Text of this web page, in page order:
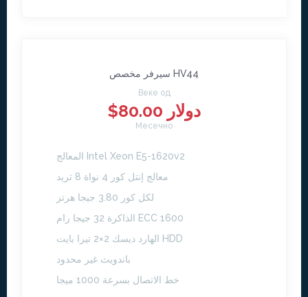
سيرفر مخصص HV44
Веќе од
$80.00 دولار
Месечно
المعالج Intel Xeon E5-1620v2
معالج إنتل كور 4 نواة 8 ثريد
لكل كور 3.80 جيجا هرتز
الذاكرة 32 جيجا رام ECC 1600
الهارد ديسك 2×2 تيرا بايت HDD
باندويث غير محدود
خط الاتصال بسرعة 1000 ميجا